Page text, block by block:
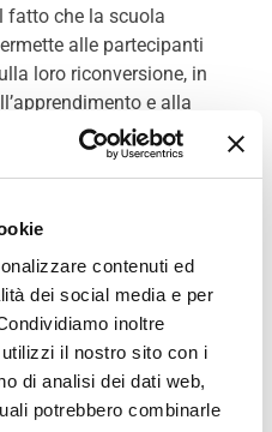
contenuti ed
dei social media e per
inoltre
il nostro sito con i
di analisi dei dati web,
potrebbero combinarle
fatto che la scuola
alle partecipanti
loro riconversione, in
e alla
che hanno
in settori diversi,
il nucleare o la
hanno potuto
significativo del
accedendo a
spesso in settori in